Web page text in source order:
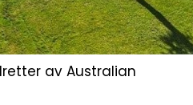
av Australian